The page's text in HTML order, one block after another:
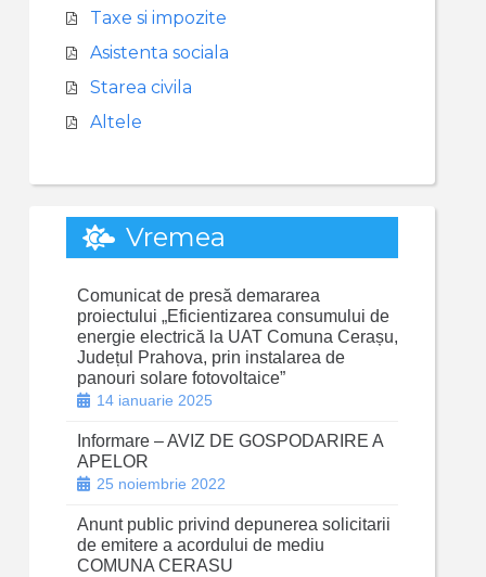
Taxe si impozite
Asistenta sociala
Starea civila
Altele
Vremea
Comunicat de presă demararea
proiectului „Eficientizarea consumului de
energie electrică la UAT Comuna Cerașu,
Județul Prahova, prin instalarea de
panouri solare fotovoltaice”
14 ianuarie 2025
Informare – AVIZ DE GOSPODARIRE A
APELOR
25 noiembrie 2022
Anunt public privind depunerea solicitarii
de emitere a acordului de mediu
COMUNA CERASU